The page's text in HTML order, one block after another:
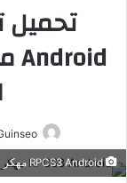
RPCS3 Android مهكر